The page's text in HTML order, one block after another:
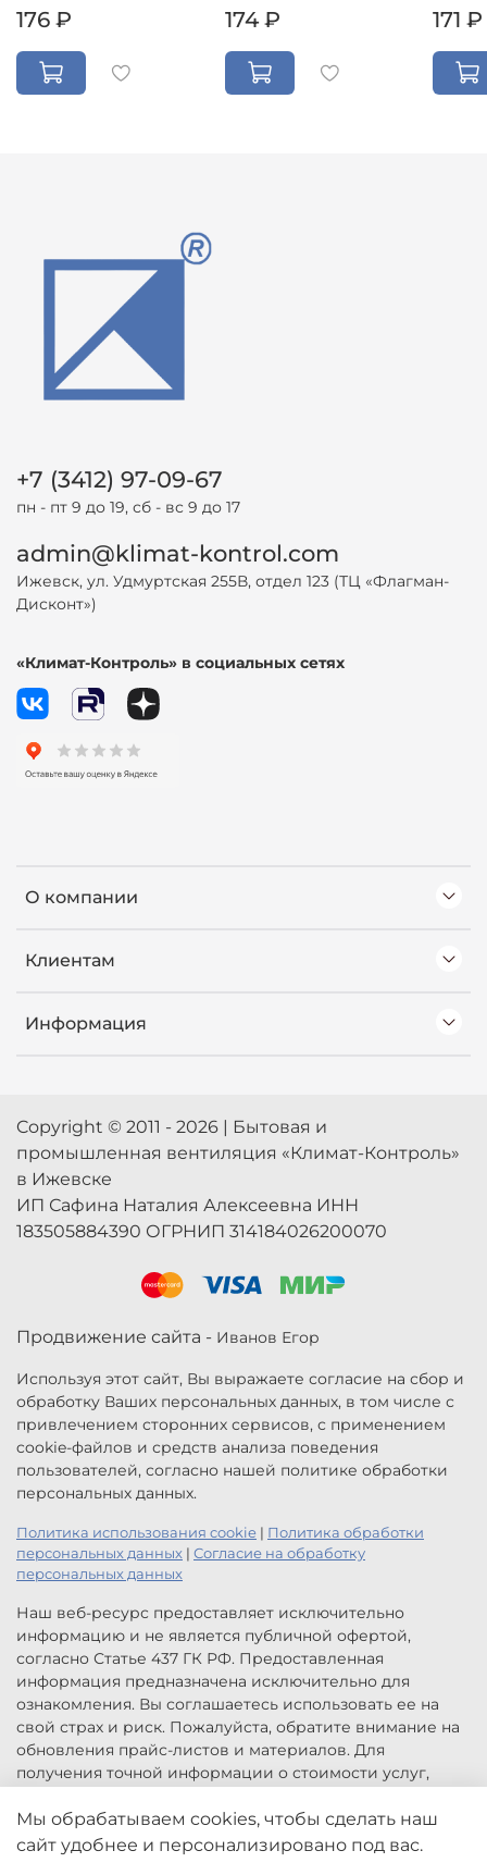
176 ₽ 174 ₽ 171 ₽
О компании
Клиентам
Информация
+7 (3412) 97-09-67
пн - пт 9 до 19, сб - вс 9 до 17
admin@klimat-kontrol.com
Ижевск, ул. Удмуртская 255В, отдел 123 (ТЦ «Флагман-
Дисконт»)
«Климат-Контроль» в социальных сетях
Copyright © 2011 - 2026 | Бытовая и
промышленная вентиляция «Климат-Контроль»
в Ижевске
ИП Сафина Наталия Алексеевна ИНН
183505884390 ОГРНИП 314184026200070
Продвижение сайта - Иванов Егор
Используя этот сайт, Вы выражаете согласие на сбор и
обработку Ваших персональных данных, в том числе с
привлечением сторонних сервисов, с применением
cookie-файлов и средств анализа поведения
пользователей, согласно нашей политике обработки
персональных данных.
Политика использования cookie | Политика обработки
персональных данных | Согласие на обработку
персональных данных
Наш веб-ресурс предоставляет исключительно
информацию и не является публичной офертой,
согласно Статье 437 ГК РФ. Предоставленная
информация предназначена исключительно для
ознакомления. Вы соглашаетесь использовать ее на
свой страх и риск. Пожалуйста, обратите внимание на
обновления прайс-листов и материалов. Для
получения точной информации о стоимости услуг,
заказа услуг заполните форму обратной связи.
Цены, указанные на сайте приведены как справочная
Мы обрабатываем cookies, чтобы сделать наш
сайт удобнее и персонализировано под вас.